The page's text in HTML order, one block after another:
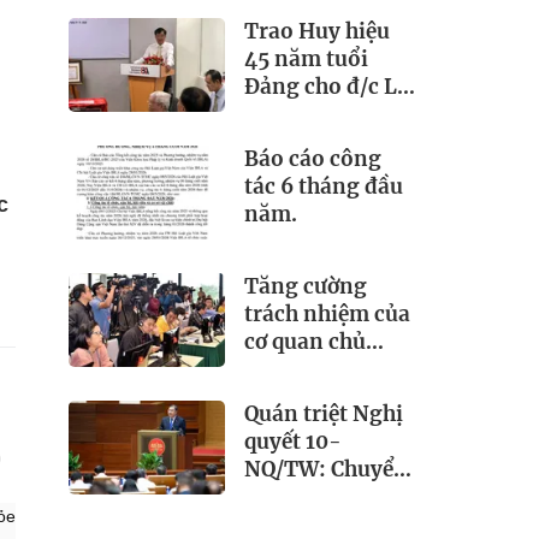
(21/6/1925 –
21/6/2026)
Trao Huy hiệu
45 năm tuổi
Đảng cho đ/c Lê
thư Chi bộ Viện
IBLA
Báo cáo công
tác 6 tháng đầu
năm.
Tăng cường
trách nhiệm của
cơ quan chủ
đạo, chỉ đạo và
quản lý báo chí
Quán triệt Nghị
quyết 10-
NQ/TW: Chuyển